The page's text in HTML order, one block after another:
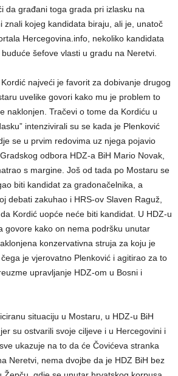
da građani toga grada pri izlasku na
znali kojeg kandidata biraju, ali je, unatoč
Hercegovina.info, nekoliko kandidata
šefove vlasti u gradu na Neretvi.
najveći je favorit za dobivanje drugog
uvelike govori kako mu je problem to
naklonjen. Tračevi o tome da Kordiću u
intenzivirali su se kada je Plenković
se u prvim redovima uz njega pojavio
odbora HDZ-a BiH Mario Novak,
s margine. Još od tada po Mostaru se
biti kandidat za gradonačelnika, a
debati zakuhao i HRS-ov Slaven Raguž,
Kordić uopće neće biti kandidat. U HDZ-u
govore kako on nema podršku unutar
konzervativna struja za koju je
je vjerovatno Plenković i agitirao za to
upravljanje HDZ-om u Bosni i
situaciju u Mostaru, u HDZ-u BiH
su ostvarili svoje ciljeve i u Hercegovini i
ukazuje na to da će Čovićeva stranka
Neretvi, nema dvojbe da je HDZ BiH bez